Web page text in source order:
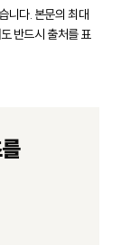
니다. 본문의 최대
반드시 출처를 표